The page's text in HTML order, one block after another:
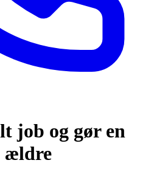
job og gør en
ældre